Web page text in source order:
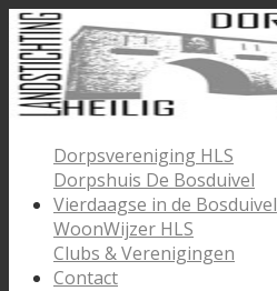
Dorpsvereniging HLS
Dorpshuis De Bosduivel
Vierdaagse in de Bosduivel
WoonWijzer HLS
Clubs & Verenigingen
Contact